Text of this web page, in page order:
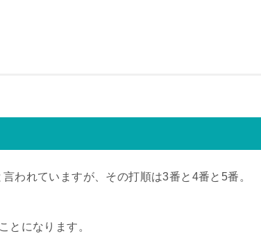
われていますが、その打順は3番と4番と5番。
とになります。